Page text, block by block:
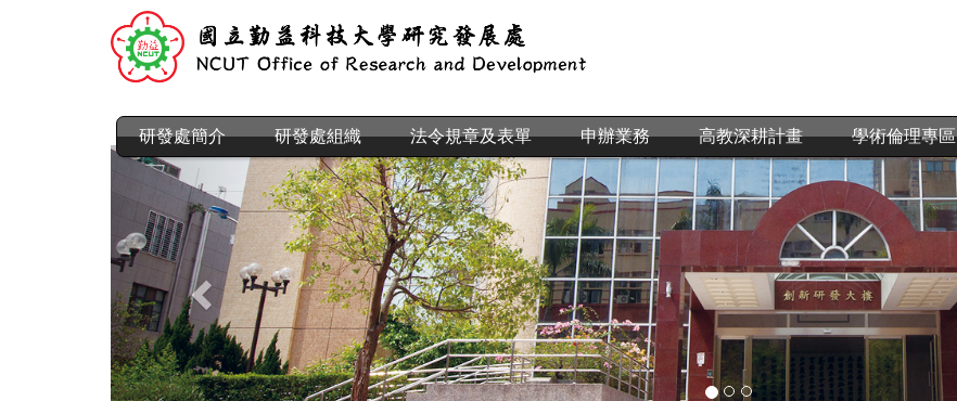
研發處簡介 研發處組織 法令規章及表單 申辦業務 高教深耕計畫 學術倫理專區
Previous